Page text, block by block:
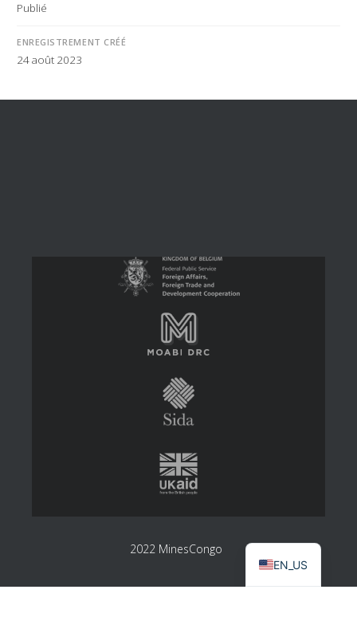
Publié
ENREGISTREMENT CRÉÉ
24 août 2023
2022 MinesCongo
EN_US